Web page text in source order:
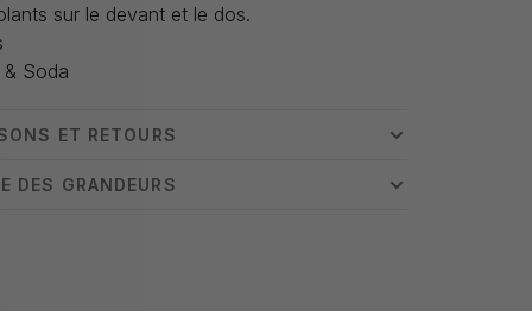
sur le devant et le dos.
Soda
ET RETOURS
DES GRANDEURS